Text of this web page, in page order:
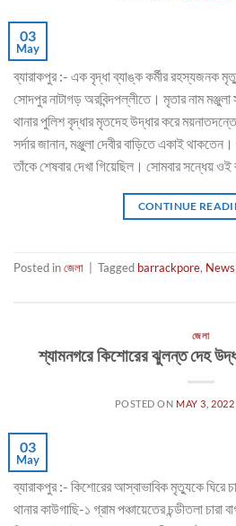
03
May
ব্যারাকপুর :- এক বৃদ্ধা ব্যাঙ্ক কর্মীর রহস্যজনক
সোদপুর নাটাগড় অরবিন্দপল্লীতে। মৃতার নাম
থানার পুলিশ বৃদ্ধার মৃতদেহ উদ্ধার করে ময়নাতদন্তে
সর্দার জানান, মঞ্জুলা দেবীর বাড়িতে একাই
তাঁকে শেষবার দেখা গিয়েছিল। সোমবার সন্ধেয়
CONTINUE
Posted inজেলা Tagged barrackpore, News,
জেলা
শ্যামনগরে কিশোরের ঝুলন্ত দেহ
POSTED ON MAY 3, 2022
03
May
ব্যারাকপুর :- কিশোরের আস্বাভাবিক মৃত্যুকে ঘিরে
থানার কাউগাছি-১ গ্রাম পঞ্চায়েতের চন্ডীতলা